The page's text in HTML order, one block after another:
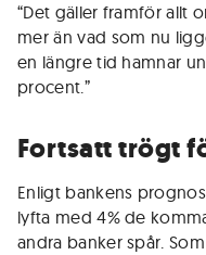
“Det gäller framför allt
mer än vad som nu
en längre tid hamnar
procent.”
Fortsatt trögt
Enligt bankens
lyfta med 4% de
andra banker spår.